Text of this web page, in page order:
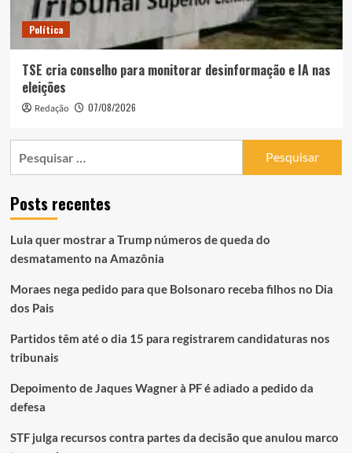
Política
TSE cria conselho para monitorar desinformação e IA nas
eleições
Redação 07/08/2026
Posts recentes
Lula quer mostrar a Trump números de queda do
desmatamento na Amazônia
Moraes nega pedido para que Bolsonaro receba filhos no Dia
dos Pais
Partidos têm até o dia 15 para registrarem candidaturas nos
tribunais
Depoimento de Jaques Wagner à PF é adiado a pedido da
defesa
STF julga recursos contra partes da decisão que anulou marco